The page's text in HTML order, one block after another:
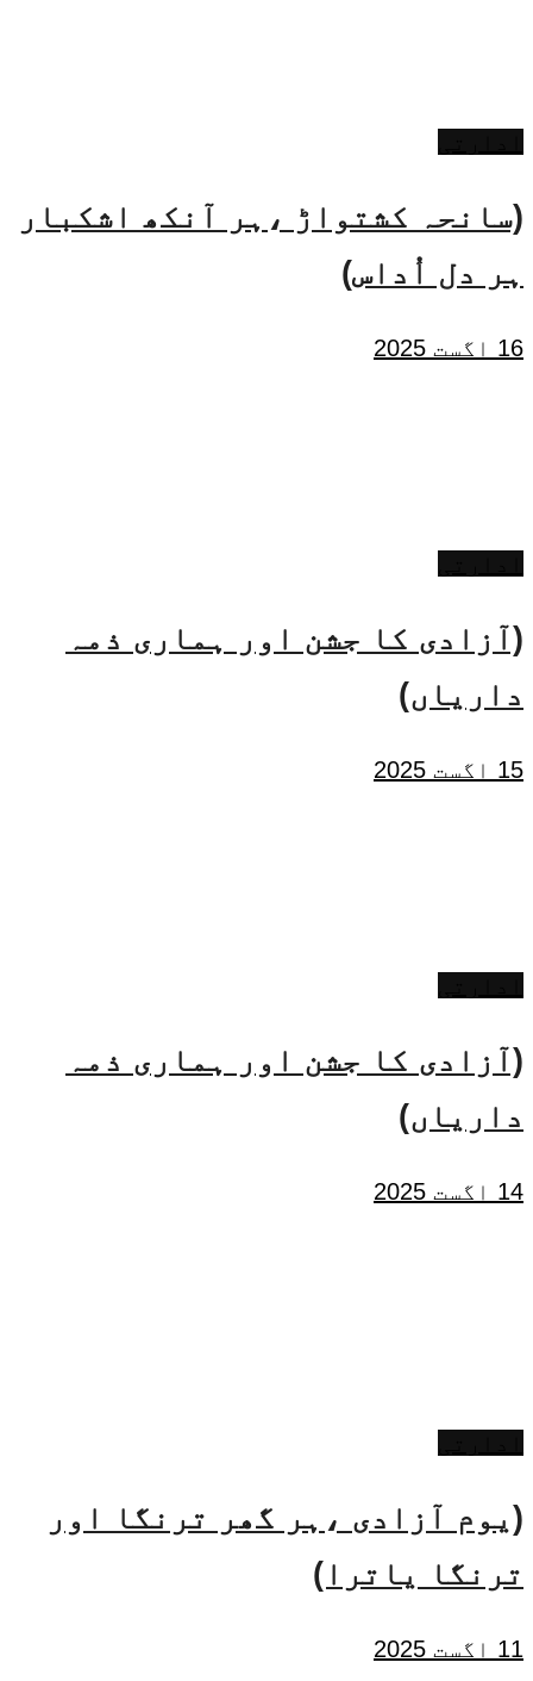
(سانحہ کشتواڑ ،ہر آنکھ اشکبار
ہر دل اُداس)
16 اگست 2025
(آزادی کا جشن اور ہماری ذمہ
داریاں)
15 اگست 2025
(آزادی کا جشن اور ہماری ذمہ
داریاں)
14 اگست 2025
(یوم آزادی ،ہر گھر ترنگا اور
ترنگا یاترا)
11 اگست 2025